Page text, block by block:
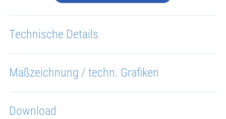
Technische Details
Maßzeichnung / techn. Grafiken
Download